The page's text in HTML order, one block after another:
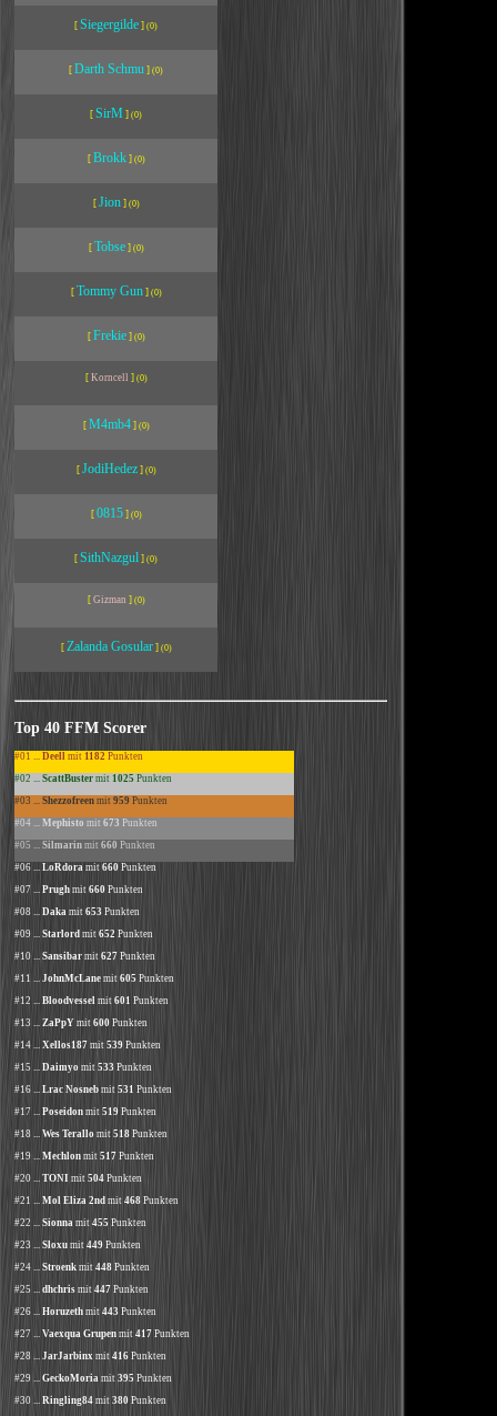
[ Siegergilde ] (0)
[ Darth Schmu ] (0)
[ SirM ] (0)
[ Brokk] (0)
[ Jion] (0)
[ Tobse] (0)
[ Tommy Gun] (0)
[ Frekie] (0)
[ Korncell ] (0)
[ M4mb4] (0)
[ JodiHedez] (0)
[ 0815] (0)
[ SithNazgul ] (0)
[ Gizman ] (0)
[ Zalanda Gosular] (0)
Top 40 FFM Scorer
#01 ... Deell mit 1182 Punkten
#02 ... ScattBuster mit 1025 Punkten
#03 ... Shezzofreen mit 959 Punkten
#04 ... Mephisto mit 673 Punkten
#05 ... Silmarin mit 660 Punkten
#06 ... LoRdora mit 660 Punkten
#07 ... Prugh mit 660 Punkten
#08 ... Daka mit 653 Punkten
#09 ... Starlord mit 652 Punkten
#10 ... Sansibar mit 627 Punkten
#11 ... JohnMcLane mit 605 Punkten
#12 ... Bloodvessel mit 601 Punkten
#13 ... ZaPpY mit 600 Punkten
#14 ... Xellos187 mit 539 Punkten
#15 ... Daimyo mit 533 Punkten
#16 ... Lrac Nosneb mit 531 Punkten
#17 ... Poseidon mit 519 Punkten
#18 ... Wes Terallo mit 518 Punkten
#19 ... Mechlon mit 517 Punkten
#20 ... TONI mit 504 Punkten
#21 ... Mol Eliza 2nd mit 468 Punkten
#22 ... Sionna mit 455 Punkten
#23 ... Sloxu mit 449 Punkten
#24 ... Stroenk mit 448 Punkten
#25 ... dhchris mit 447 Punkten
#26 ... Horuzeth mit 443 Punkten
#27 ... Vaexqua Grupen mit 417 Punkten
#28 ... JarJarbinx mit 416 Punkten
#29 ... GeckoMoria mit 395 Punkten
#30 ... Ringling84 mit 380 Punkten